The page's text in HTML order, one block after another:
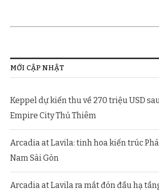
MỚI CẬP NHẬT
Keppel dự kiến thu về 270 triệu USD
Empire City Thủ Thiêm
Arcadia at Lavila: tinh hoa kiến trúc
Nam Sài Gòn
Arcadia at Lavila ra mắt đón đầu hạ